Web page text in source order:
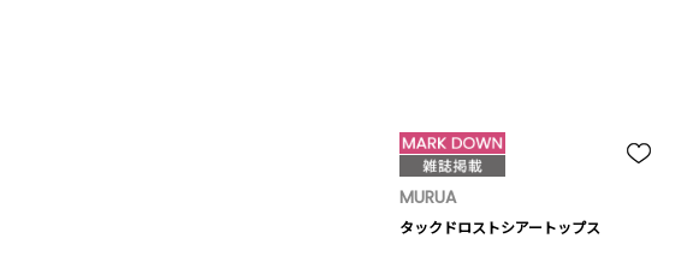
MURUA
タックドロストシアートップス